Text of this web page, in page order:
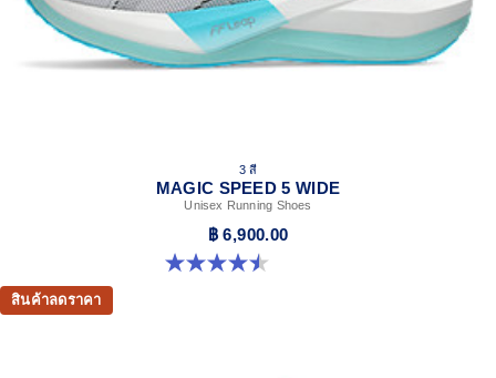
3 สี
MAGIC SPEED 5 WIDE
Unisex Running Shoes
฿ 6,900.00
4.5 จาก 5 ดาว 42 รีวิว
สินค้าลดราคา